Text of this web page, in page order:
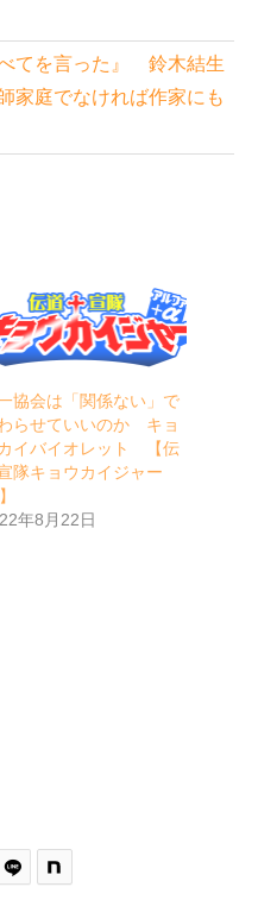
てを言った』 鈴木結生
家庭でなければ作家にも
協会は「関係ない」で
らせていいのか キョ
イバイオレット 【伝
隊キョウカイジャー
年8月22日